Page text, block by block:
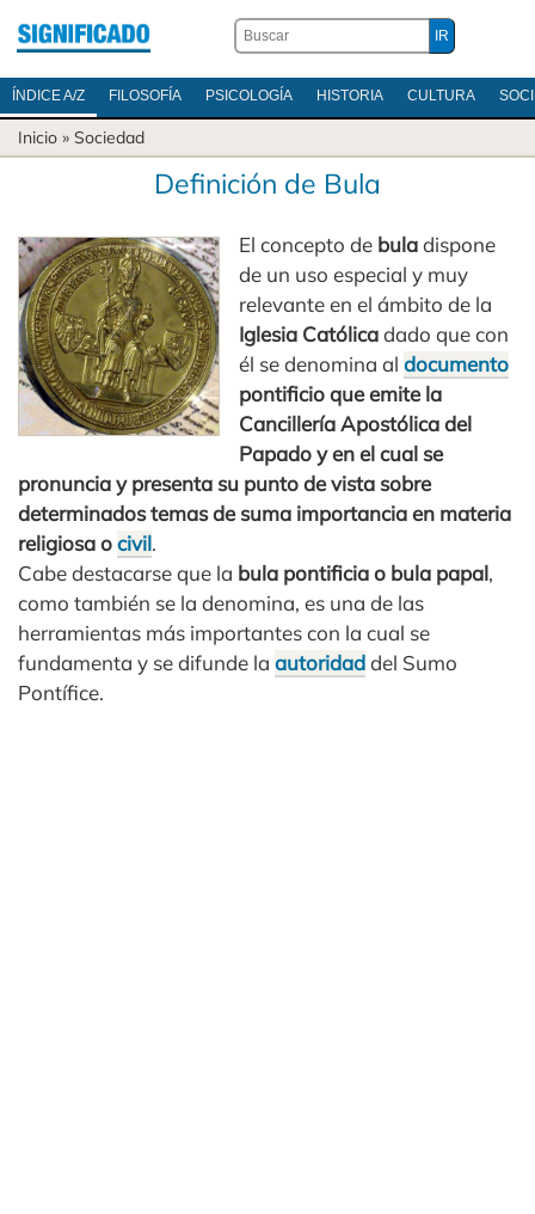
ÍNDICE A/Z FILOSOFÍA PSICOLOGÍA HISTORIA CULTURA
Inicio » Sociedad
Definición de Bula
El concepto de buladispone
de un uso especial y muy
relevante en el ámbito de la
Iglesia Católicadado que con
él se denomina aldocumento
pontificio que emite la
Cancillería Apostólica del
Papado y en el cual se
pronuncia y presenta su punto de vista sobre
determinados temas de suma importancia en materia
religiosa ocivil.
Cabe destacarse que la bula pontificia o bula papal,
como también se la denomina, es una de las
herramientas más importantes con la cual se
fundamenta y se difunde la autoridaddel Sumo
Pontífice.